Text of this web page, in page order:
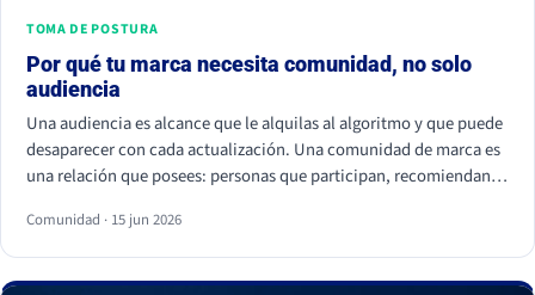
TOMA DE POSTURA
Por qué tu marca necesita comunidad, no solo
audiencia
Una audiencia es alcance que le alquilas al algoritmo y que puede
desaparecer con cada actualización. Una comunidad de marca es
una relación que posees: personas que participan, recomiendan y
comunidad sostiene el negocio cuando el alcance pagado falla.
Comunidad · 15 jun 2026